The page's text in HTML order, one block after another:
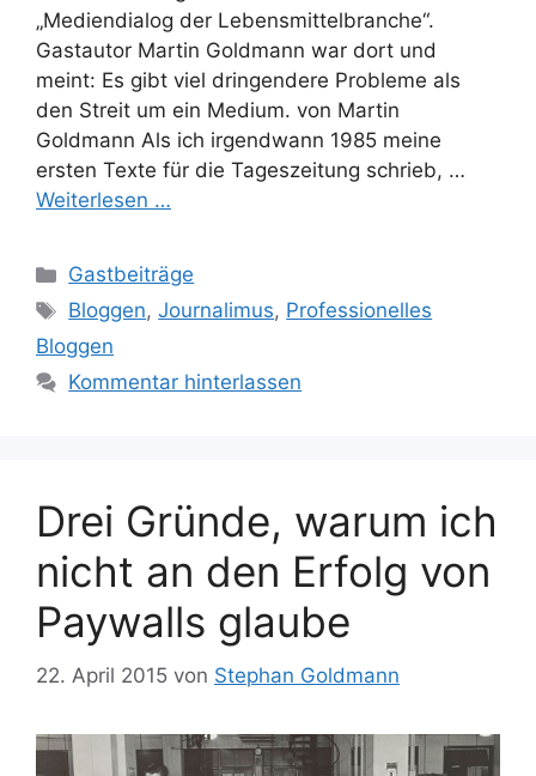
„Mediendialog der Lebensmittelbranche“.
Gastautor Martin Goldmann war dort und
meint: Es gibt viel dringendere Probleme als
den Streit um ein Medium. von Martin
Goldmann Als ich irgendwann 1985 meine
ersten Texte für die Tageszeitung schrieb, …
Weiterlesen …
Kategorien
Gastbeiträge
Schlagwörter
Bloggen,Journalimus, Professionelles
Bloggen
Kommentar hinterlassen
Drei Gründe, warum ich
nicht an den Erfolg von
Paywalls glaube
22. April 2015 von Stephan Goldmann